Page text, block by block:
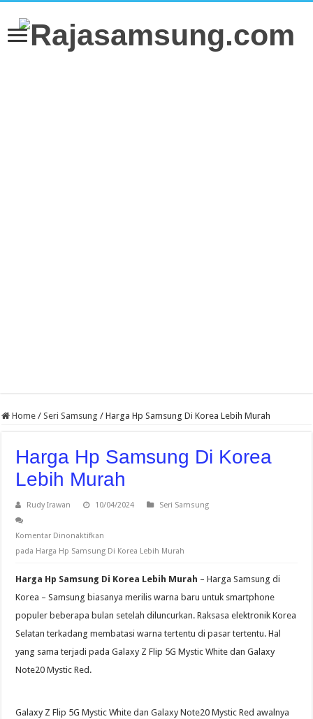
Home / Seri Samsung / Harga Hp Samsung Di Korea Lebih Murah
Harga Hp Samsung Di Korea
Lebih Murah
Rudy Irawan 10/04/2024 Seri Samsung
Komentar Dinonaktifkan
pada Harga Hp Samsung Di Korea Lebih Murah
Harga Hp Samsung Di Korea Lebih Murah – Harga Samsung di
Korea – Samsung biasanya merilis warna baru untuk smartphone
populer beberapa bulan setelah diluncurkan. Raksasa elektronik Korea
Selatan terkadang membatasi warna tertentu di pasar tertentu. Hal
yang sama terjadi pada Galaxy Z Flip 5G Mystic White dan Galaxy
Note20 Mystic Red.
Galaxy Z Flip 5G Mystic White dan Galaxy Note20 Mystic Red awalnya